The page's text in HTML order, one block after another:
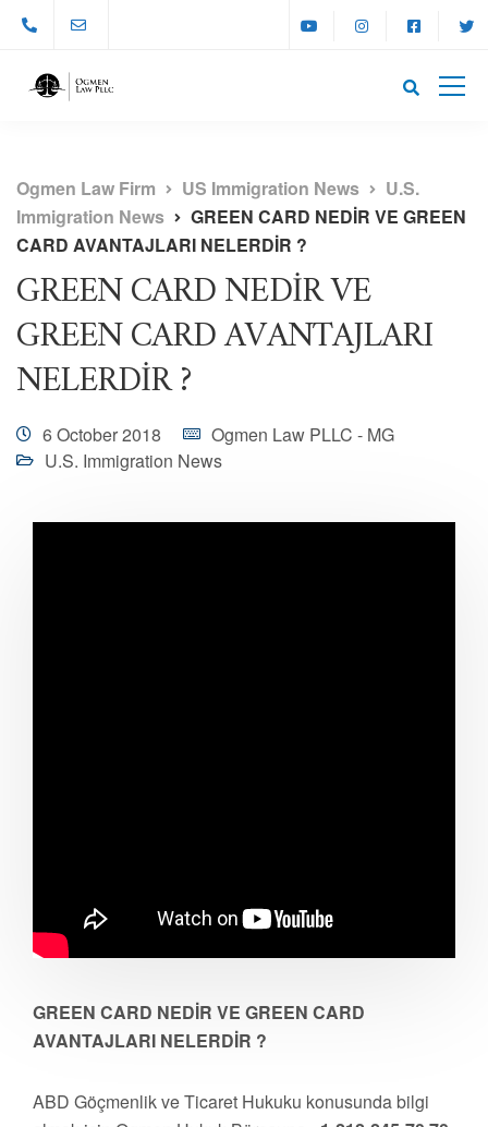
Ogmen Law Firm US Immigration News
U.S.
Immigration News
GREEN CARD NEDİR VE GREEN
CARD AVANTAJLARI NELERDİR ?
GREEN CARD NEDİR VE
GREEN CARD AVANTAJLARI
NELERDİR ?
6 October 2018
Ogmen Law PLLC - MG
U.S. Immigration News
GREEN CARD NEDİR VE GREEN CARD
AVANTAJLARI NELERDİR ?
ABD Göçmenlik ve Ticaret Hukuku konusunda bilgi